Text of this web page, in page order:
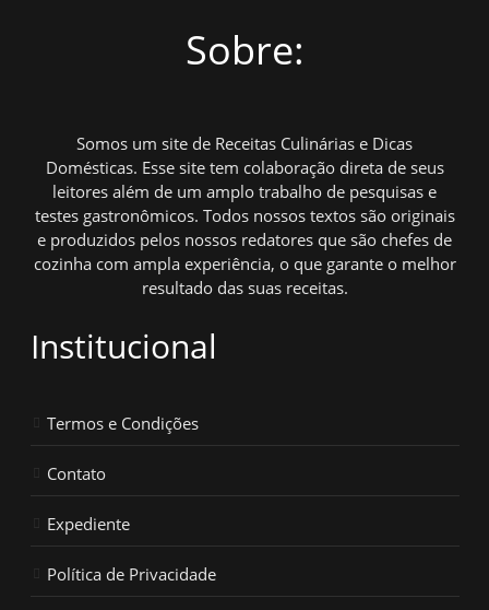
Sobre:
Somos um site de Receitas Culinárias e Dicas
Domésticas. Esse site tem colaboração direta de seus
leitores além de um amplo trabalho de pesquisas e
testes gastronômicos. Todos nossos textos são originais
e produzidos pelos nossos redatores que são chefes de
cozinha com ampla experiência, o que garante o melhor
resultado das suas receitas.
Institucional
Termos e Condições
Contato
Expediente
Política de Privacidade